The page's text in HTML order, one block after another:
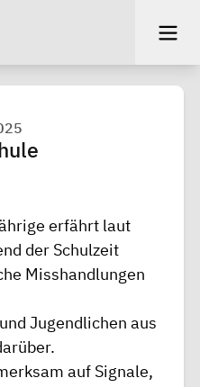
erfährt laut
der Schulzeit
Misshandlungen
Jugendlichen aus
auf Signale,